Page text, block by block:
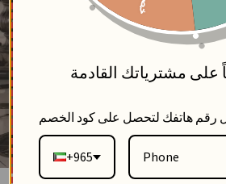
على مشترياتك القادمة
رقم هاتفك لتحصل على كود الخصم
+965